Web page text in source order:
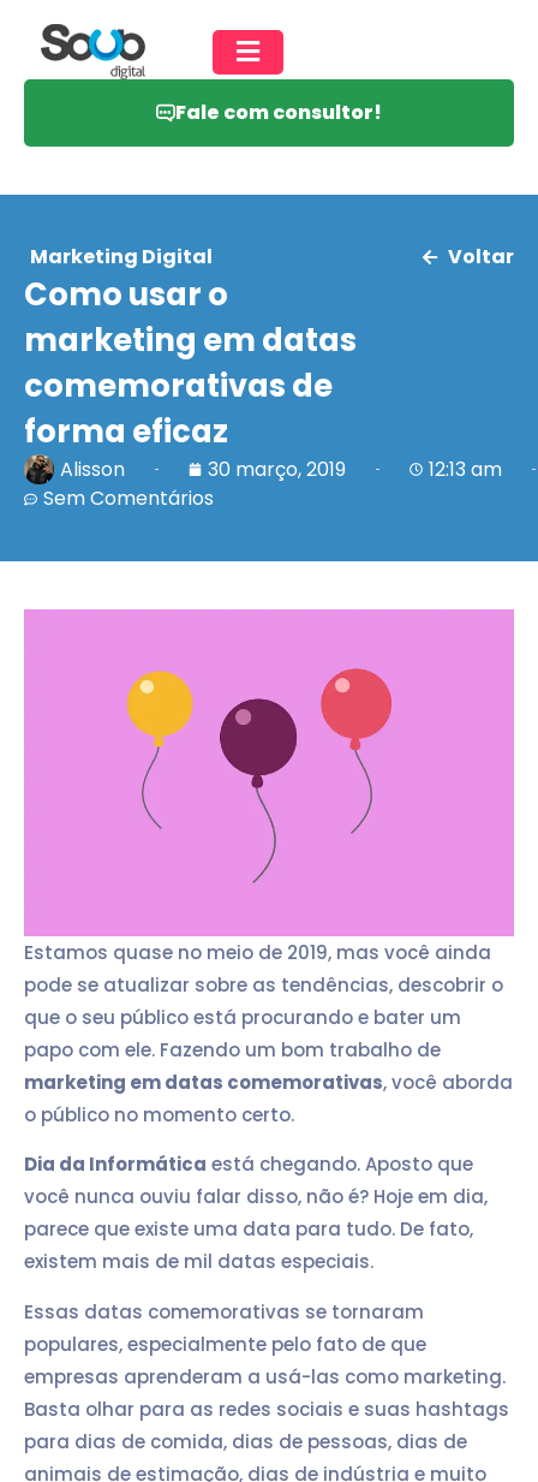
Fale com consultor!
Marketing Digital Voltar
Como usar o
marketing em datas
comemorativas de
forma eficaz
Alisson 30 março, 2019
12:13 am
Sem Comentários
Estamos quase no meio de 2019, mas você ainda
pode se atualizar sobre as tendências, descobrir o
que o seu público está procurando e bater um
papo com ele. Fazendo um bom trabalho de
marketing em datas comemorativas, você aborda
o público no momento certo.
Dia da Informática está chegando. Aposto que
você nunca ouviu falar disso, não é? Hoje em dia,
parece que existe uma data para tudo. De fato,
existem mais de mil datas especiais.
Essas datas comemorativas se tornaram
populares, especialmente pelo fato de que
empresas aprenderam a usá-las como marketing.
Basta olhar para as redes sociais e suas hashtags
para dias de comida, dias de pessoas, dias de
animais de estimação, dias de indústria e muito